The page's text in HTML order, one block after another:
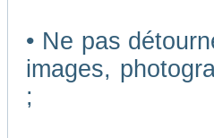
• Ne pas
images,
;